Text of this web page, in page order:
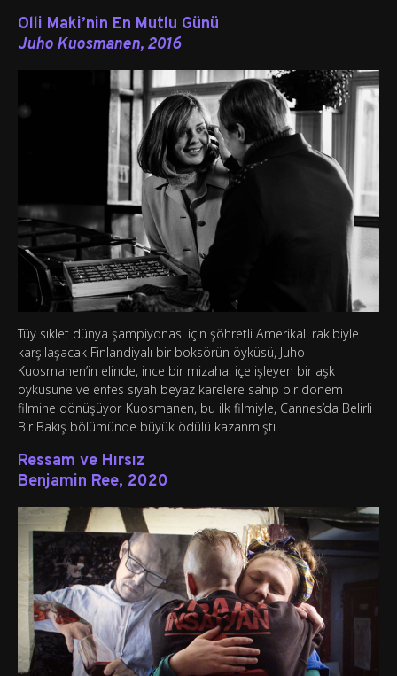
Olli Maki’nin En Mutlu Günü
Juho Kuosmanen, 2016
Tüy sıklet dünya şampiyonası için şöhretli Amerikalı rakibiyle
karşılaşacak Finlandiyalı bir boksörün öyküsü, Juho
Kuosmanen’in elinde, ince bir mizaha, içe işleyen bir aşk
öyküsüne ve enfes siyah beyaz karelere sahip bir dönem
filmine dönüşüyor. Kuosmanen, bu ilk filmiyle, Cannes’da Belirli
Bir Bakış bölümünde büyük ödülü kazanmıştı.
Ressam ve Hırsız
Benjamin Ree, 2020